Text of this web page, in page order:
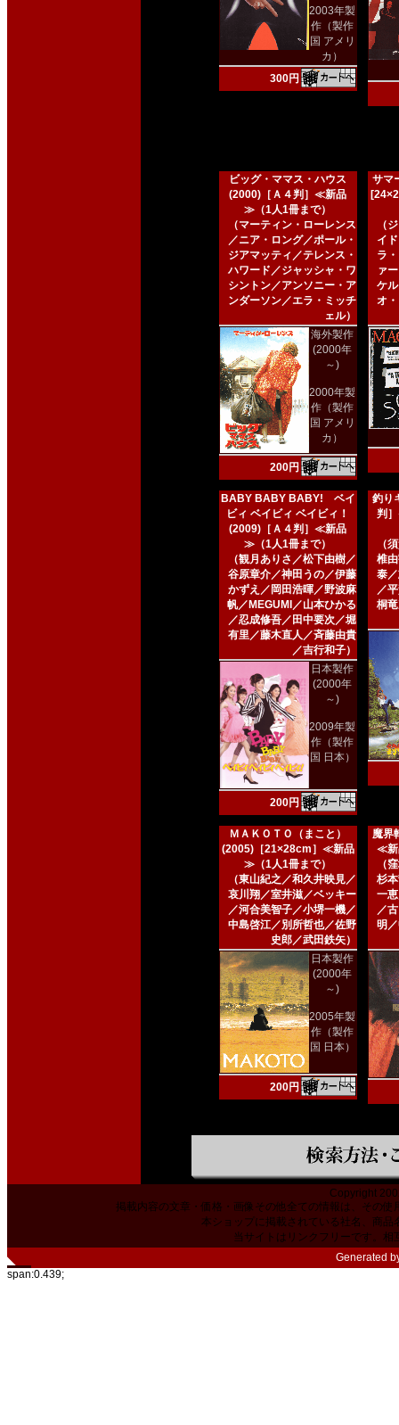
2003年製
作（製作
国 アメリ
カ）
300円
ビッグ・ママス・ハウス
(2000)［Ａ４判］≪新品
≫（1人1冊まで）
（マーティン・ローレンス
／ニア・ロング／ポール・
ジアマッティ／テレンス・
ハワード／ジャッシャ・ワ
シントン／アンソニー・ア
ンダーソン／エラ・ミッチ
ェル）
海外製作
(2000年
～)
2000年製
作（製作
国 アメリ
カ）
200円
サマ
（
イ
ラ
ァ
ケ
オ
BABY BABY BABY! ベイ
ビィ ベイビィ ベイビィ！
(2009)［Ａ４判］≪新品
≫（1人1冊まで）
（観月ありさ／松下由樹／
谷原章介／神田うの／伊藤
かずえ／岡田浩暉／野波麻
帆／MEGUMI／山本ひかる
／忍成修吾／田中要次／堀
有里／藤木直人／斉藤由貴
／吉行和子）
日本製作
(2000年
～)
2009年製
作（製作
国 日本）
200円
釣り
判
（
椎
泰
／
桐
ＭＡＫＯＴＯ（まこと）
(2005)［21×28cm］≪新品
≫（1人1冊まで）
（東山紀之／和久井映見／
哀川翔／室井滋／ベッキー
／河合美智子／小堺一機／
中島啓江／別所哲也／佐野
史郎／武田鉄矢）
日本製作
(2000年
～)
2005年製
作（製作
国 日本）
200円
魔界
≪新
（
杉
一
／
明
Copyright
掲載内容の文章・価格・画像その他全ての情報は、その
本ショップに掲載されている社名、商
当サイトはリンクフリーです。相
Generated
span:0.439;